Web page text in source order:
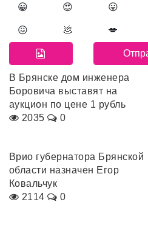
😀 😍 😛
😖 💩 💋
В Брянске дом инженера
Боровича выставят на
аукцион по цене 1 рубль
2035
0
Врио губернатора Брянской
области назначен Егор
Ковальчук
2114
0